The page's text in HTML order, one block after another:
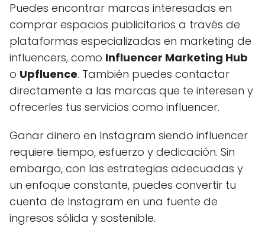
Puedes encontrar marcas interesadas en
comprar espacios publicitarios a través de
plataformas especializadas en marketing de
influencers, como Influencer Marketing Hub
o Upfluence. También puedes contactar
directamente a las marcas que te interesen y
ofrecerles tus servicios como influencer.
Ganar dinero en Instagram siendo influencer
requiere tiempo, esfuerzo y dedicación. Sin
embargo, con las estrategias adecuadas y
un enfoque constante, puedes convertir tu
cuenta de Instagram en una fuente de
ingresos sólida y sostenible.